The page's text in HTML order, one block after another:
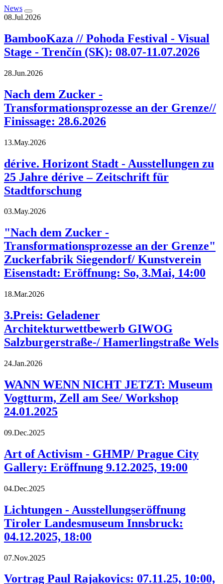
News
08.Jul.2026
BambooKaza // Pohoda Festival - Visual
Stage - Trenčín (SK): 08.07-11.07.2026
28.Jun.2026
Nach dem Zucker -
Transformationsprozesse an der Grenze//
Finissage: 28.6.2026
13.May.2026
dérive. Horizont Stadt - Ausstellungen zu
25 Jahre dérive – Zeitschrift für
Stadtforschung
03.May.2026
"Nach dem Zucker -
Transformationsprozesse an der Grenze"
Zuckerfabrik Siegendorf/ Kunstverein
Eisenstadt: Eröffnung: So, 3.Mai, 14:00
18.Mar.2026
3.Preis: Geladener
Architekturwettbewerb GIWOG
Salzburgerstraße-/ Hamerlingstraße Wels
24.Jan.2026
WANN WENN NICHT JETZT: Museum
Vogtturm, Zell am See/ Workshop
24.01.2025
09.Dec.2025
Art of Activism - GHMP/ Prague City
Gallery: Eröffnung 9.12.2025, 19:00
04.Dec.2025
Lichtungen - Ausstellungseröffnung
Tiroler Landesmuseum Innsbruck:
04.12.2025, 18:00
07.Nov.2025
Vortrag Paul Rajakovics: 07.11.25, 10:00,